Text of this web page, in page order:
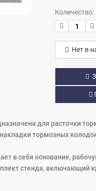
Количество:
Нет в
для расточки
тормозных
в себя основание,
стенда, включающий